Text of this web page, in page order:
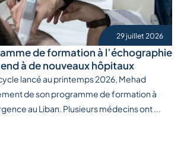
29 juillet 2026
de formation à l’échographie
à de nouveaux hôpitaux
lancé au printemps 2026, Mehad
de son programme de formation à
au Liban. Plusieurs médecins ont ...